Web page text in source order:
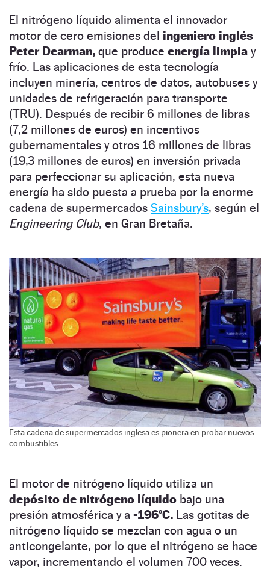
El nitrógeno líquido alimenta el innovador
motor de cero emisiones del ingeniero inglés
Peter Dearman, que produce energía limpia y
frío. Las aplicaciones de esta tecnología
incluyen minería, centros de datos, autobuses y
unidades de refrigeración para transporte
(TRU). Después de recibir 6 millones de libras
(7,2 millones de euros) en incentivos
gubernamentales y otros 16 millones de libras
(19,3 millones de euros) en inversión privada
para perfeccionar su aplicación, esta nueva
energía ha sido puesta a prueba por la enorme
cadena de supermercados Sainsbury’s, según el
Engineering Club, en Gran Bretaña.
Esta cadena de supermercados inglesa es pionera en probar nuevos
combustibles.
El motor de nitrógeno líquido utiliza un
depósito de nitrógeno líquido bajo una
presión atmosférica y a -196ºC. Las gotitas de
nitrógeno líquido se mezclan con agua o un
anticongelante, por lo que el nitrógeno se hace
vapor, incrementando el volumen 700 veces.